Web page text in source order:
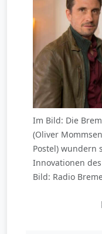
Im Bild: Die
(Oliver
Postel) wundern
Innovationen
Bild: Radio